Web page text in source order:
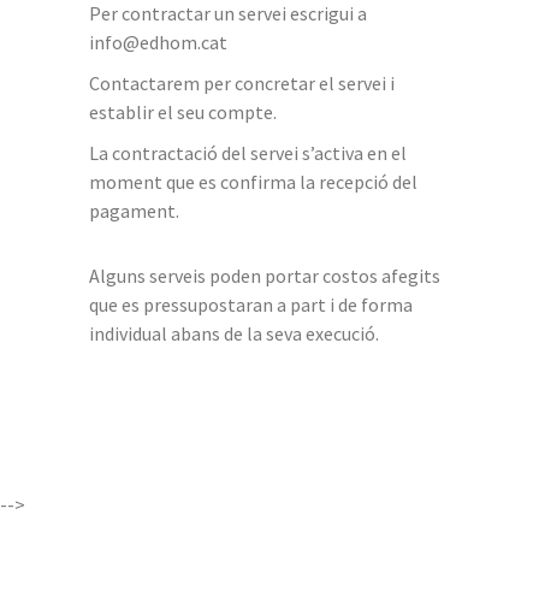
Per contractar un servei escrigui a
info@edhom.cat
Contactarem per concretar el servei i
establir el seu compte.
La contractació del servei s’activa en el
moment que es confirma la recepció del
pagament.
Alguns serveis poden portar costos afegits
que es pressupostaran a part i de forma
individual abans de la seva execució.
-->